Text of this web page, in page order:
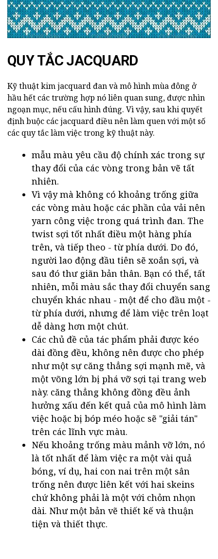
QUY TẮC JACQUARD
Kỹ thuật kim jacquard đan và mô hình mùa đông ở
hầu hết các trường hợp nó liên quan sung, được nhìn
ngoạn mục, nếu cấu hình đúng. Vì vậy, sau khi quyết
định buộc các jacquard điều nên làm quen với một số
các quy tắc làm việc trong kỹ thuật này.
mẫu màu yêu cầu độ chính xác trong sự
thay đổi của các vòng trong bản vẽ tất
nhiên.
Vì vậy mà không có khoảng trống giữa
các vòng màu hoặc các phần của vải nên
yarn công việc trong quá trình đan. The
twist sợi tốt nhất điều một hàng phía
trên, và tiếp theo - từ phía dưới. Do đó,
người lao động đầu tiên sẽ xoắn sợi, và
sau đó thư giãn bản thân. Bạn có thể, tất
nhiên, mỗi màu sắc thay đổi chuyển sang
chuyển khác nhau - một để cho đầu một -
từ phía dưới, nhưng để làm việc trên loạt
dễ dàng hơn một chút.
Các chủ đề của tác phẩm phải được kéo
dài đồng đều, không nên được cho phép
như một sự căng thẳng sợi mạnh mẽ, và
một võng lớn bị phá vỡ sợi tại trang web
này. căng thẳng không đồng đều ảnh
hưởng xấu đến kết quả của mô hình làm
việc hoặc bị bóp méo hoặc sẽ "giải tán"
trên các lĩnh vực màu.
Nếu khoảng trống màu mảnh vỡ lớn, nó
là tốt nhất để làm việc ra một vài quả
bóng, ví dụ, hai con nai trên một sân
trống nên được liên kết với hai skeins
chứ không phải là một với chỏm nhọn
dài. Như một bản vẽ thiết kế và thuận
tiện và thiết thực.